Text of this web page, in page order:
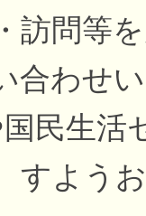
訪問等
合わせ
民生活
すよう